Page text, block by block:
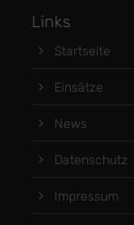
Links
Startseite
Einsätze
News
Datenschutz
Impressum